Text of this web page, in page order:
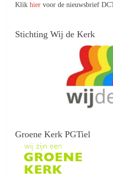
Klik hier voor de nieuwsbrief
Stichting Wij de Kerk
Groene Kerk PGTiel